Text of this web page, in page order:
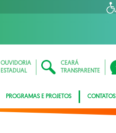
OUVIDORIA
ESTADUAL
CEARÁ
TRANSPARENTE
PROGRAMAS E PROJETOS CONTATOS